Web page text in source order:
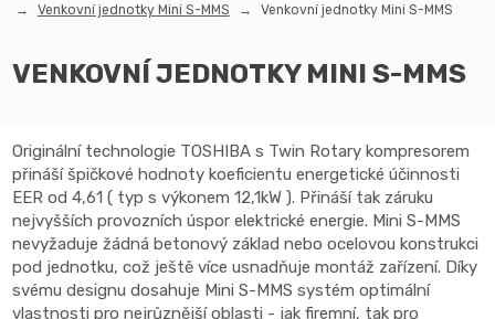
Venkovní jednotky Mini S-MMS
Venkovní jednotky Mini S-MMS
VENKOVNÍ JEDNOTKY MINI S-MMS
Originální technologie TOSHIBA s Twin Rotary kompresorem
přináší špičkové hodnoty koeficientu energetické účinnosti
EER od 4,61 ( typ s výkonem 12,1kW ). Přináší tak záruku
nejvyšších provozních úspor elektrické energie. Mini S-MMS
nevyžaduje žádná betonový základ nebo ocelovou konstrukci
pod jednotku, což ještě více usnadňuje montáž zařízení. Díky
svému designu dosahuje Mini S-MMS systém optimální
vlastnosti pro nejrůznější oblasti - jak firemní, tak pro